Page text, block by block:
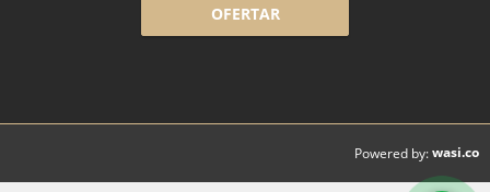
OFERTAR
Powered by:wasi.co